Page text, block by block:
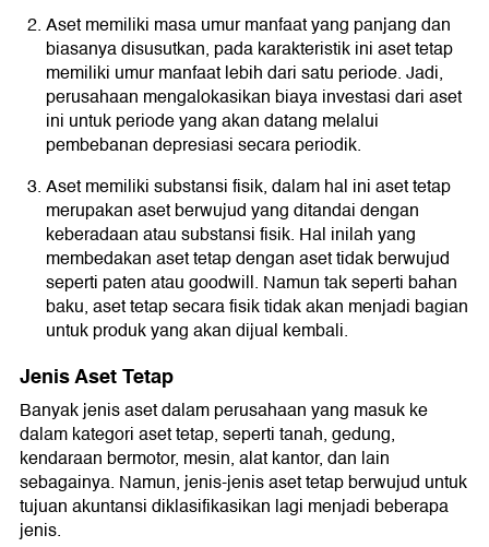
Aset memiliki masa umur manfaat yang panjang dan
biasanya disusutkan, pada karakteristik ini aset tetap
memiliki umur manfaat lebih dari satu periode. Jadi,
perusahaan mengalokasikan biaya investasi dari aset
ini untuk periode yang akan datang melalui
pembebanan depresiasi secara periodik.
Aset memiliki substansi fisik, dalam hal ini aset tetap
merupakan aset berwujud yang ditandai dengan
keberadaan atau substansi fisik. Hal inilah yang
membedakan aset tetap dengan aset tidak berwujud
seperti paten atau goodwill. Namun tak seperti bahan
baku, aset tetap secara fisik tidak akan menjadi bagian
untuk produk yang akan dijual kembali.
Jenis Aset Tetap
Banyak jenis aset dalam perusahaan yang masuk ke
dalam kategori aset tetap, seperti tanah, gedung,
kendaraan bermotor, mesin, alat kantor, dan lain
sebagainya. Namun, jenis-jenis aset tetap berwujud untuk
tujuan akuntansi diklasifikasikan lagi menjadi beberapa
jenis.